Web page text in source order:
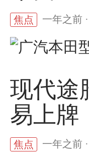
焦点 一年之前
现代途
易上牌
焦点 一年之前